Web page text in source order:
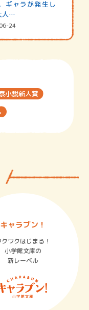
ギャラが発生し
人…
24
小説新人賞
キャラブン！
クワクはじまる！
小学館文庫の
新レーベル